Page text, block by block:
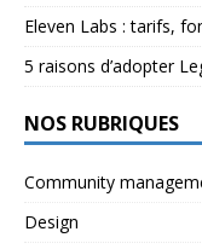
Eleven Labs : tarifs,
5 raisons d’adopter
NOS RUBRIQUES
Community
Design